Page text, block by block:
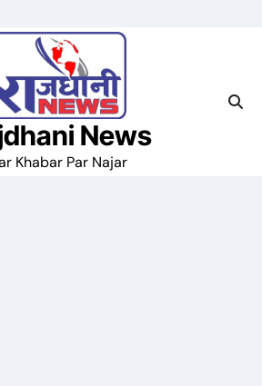
News
Khabar Par Najar